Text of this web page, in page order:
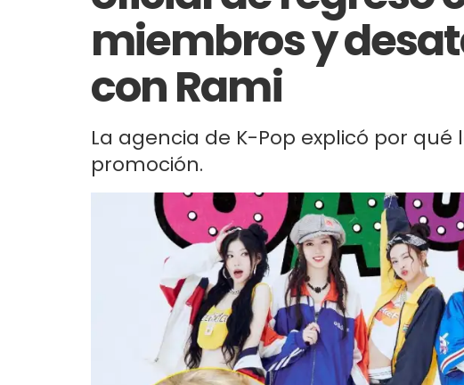
miembros y
con Rami
La agencia de K-Pop explicó por
promoción.